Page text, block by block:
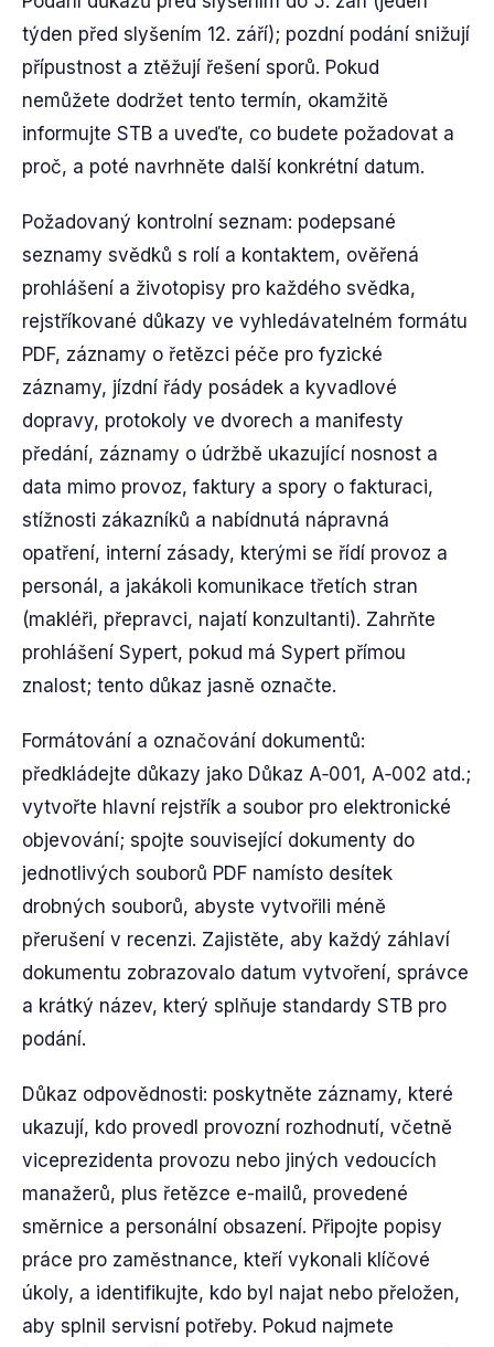
týden před slyšením 12. září); pozdní podání snižují
přípustnost a ztěžují řešení sporů. Pokud
nemůžete dodržet tento termín, okamžitě
informujte STB a uveďte, co budete požadovat a
proč, a poté navrhněte další konkrétní datum.
Požadovaný kontrolní seznam: podepsané
seznamy svědků s rolí a kontaktem, ověřená
prohlášení a životopisy pro každého svědka,
rejstříkované důkazy ve vyhledávatelném formátu
PDF, záznamy o řetězci péče pro fyzické
záznamy, jízdní řády posádek a kyvadlové
dopravy, protokoly ve dvorech a manifesty
předání, záznamy o údržbě ukazující nosnost a
data mimo provoz, faktury a spory o fakturaci,
stížnosti zákazníků a nabídnutá nápravná
opatření, interní zásady, kterými se řídí provoz a
personál, a jakákoli komunikace třetích stran
(makléři, přepravci, najatí konzultanti). Zahrňte
prohlášení Sypert, pokud má Sypert přímou
znalost; tento důkaz jasně označte.
Formátování a označování dokumentů:
předkládejte důkazy jako Důkaz A‑001, A‑002 atd.;
vytvořte hlavní rejstřík a soubor pro elektronické
objevování; spojte související dokumenty do
jednotlivých souborů PDF namísto desítek
drobných souborů, abyste vytvořili méně
přerušení v recenzi. Zajistěte, aby každý záhlaví
dokumentu zobrazovalo datum vytvoření, správce
a krátký název, který splňuje standardy STB pro
podání.
Důkaz odpovědnosti: poskytněte záznamy, které
ukazují, kdo provedl provozní rozhodnutí, včetně
viceprezidenta provozu nebo jiných vedoucích
manažerů, plus řetězce e-mailů, provedené
směrnice a personální obsazení. Připojte popisy
práce pro zaměstnance, kteří vykonali klíčové
úkoly, a identifikujte, kdo byl najat nebo přeložen,
aby splnil servisní potřeby. Pokud najmete